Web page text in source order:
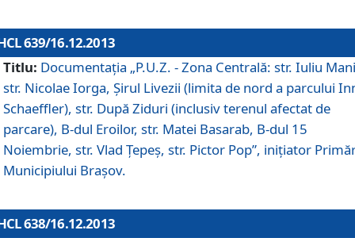
639/16.12.2013
Titlu: Documentaţia „P.U.Z. - Zona Centrală: str. Iuliu
str. Nicolae Iorga, Şirul Livezii (limita de nord a parcului
Schaeffler), str. După Ziduri (inclusiv terenul afectat de
parcare), B-dul Eroilor, str. Matei Basarab, B-dul 15
Noiembrie, str. Vlad Ţepeş, str. Pictor Pop”, iniţiator
Municipiului Braşov.
638/16.12.2013